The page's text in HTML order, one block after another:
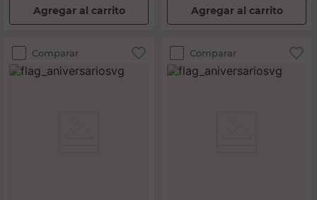
Agregar al carrito Agregar al carrito
Comparar Comparar